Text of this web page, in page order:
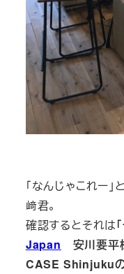
「なんじゃこれー
﨑君。
確認するとそれは
Japan 安川要平
CASE Shinjukuの